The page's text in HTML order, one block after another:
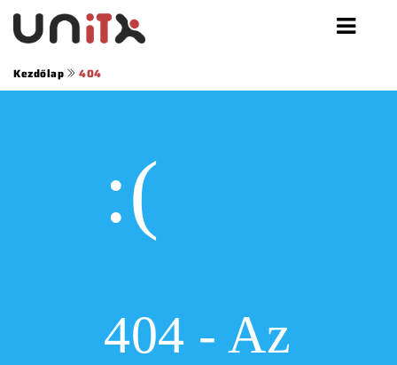
Kezdőlap 404
:(
404 - Az